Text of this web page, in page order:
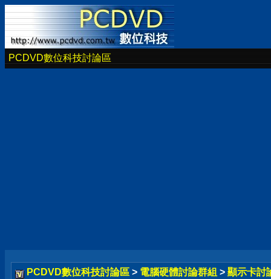
PCDVD數位科技討論區
PCDVD數位科技討論區 > 電腦硬體討論群組 > 顯示卡討